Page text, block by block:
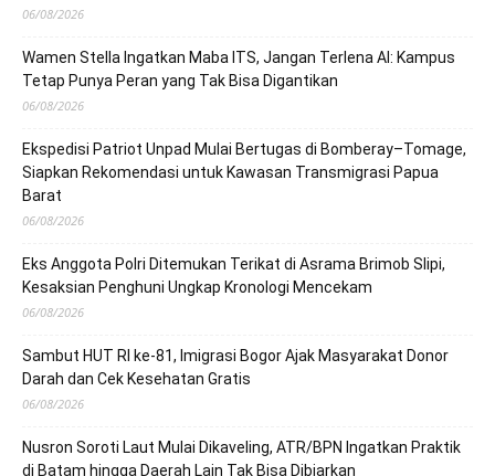
06/08/2026
Wamen Stella Ingatkan Maba ITS, Jangan Terlena AI: Kampus
Tetap Punya Peran yang Tak Bisa Digantikan
06/08/2026
Ekspedisi Patriot Unpad Mulai Bertugas di Bomberay–Tomage,
Siapkan Rekomendasi untuk Kawasan Transmigrasi Papua
Barat
06/08/2026
Eks Anggota Polri Ditemukan Terikat di Asrama Brimob Slipi,
Kesaksian Penghuni Ungkap Kronologi Mencekam
06/08/2026
Sambut HUT RI ke-81, Imigrasi Bogor Ajak Masyarakat Donor
Darah dan Cek Kesehatan Gratis
06/08/2026
Nusron Soroti Laut Mulai Dikaveling, ATR/BPN Ingatkan Praktik
di Batam hingga Daerah Lain Tak Bisa Dibiarkan